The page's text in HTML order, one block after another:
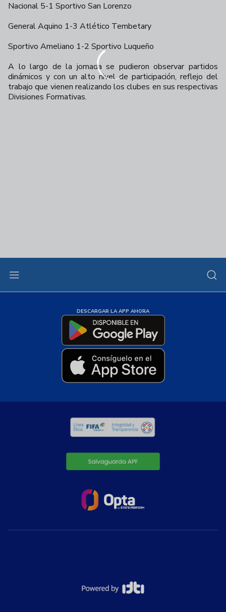
Nacional 5-1 Sportivo San Lorenzo
General Aquino 1-3 Atlético Tembetary
Sportivo Ameliano 1-2 Sportivo Luqueño
A lo largo de la jornada se pudieron observar partidos
dinámicos y con un alto nivel de participación, reflejo del
trabajo que vienen realizando los clubes en sus respectivas
Divisiones Formativas.
DESCARGAR LA APP AHORA